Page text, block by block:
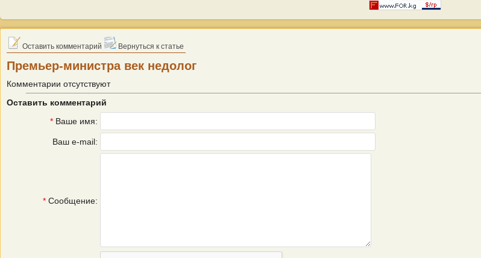
Оставить комментарий Вернуться к статье
Премьер-министра век недолог
Комментарии отсутствуют
Оставить комментарий
* Ваше имя:
Ваш e-mail:
* Сообщение: